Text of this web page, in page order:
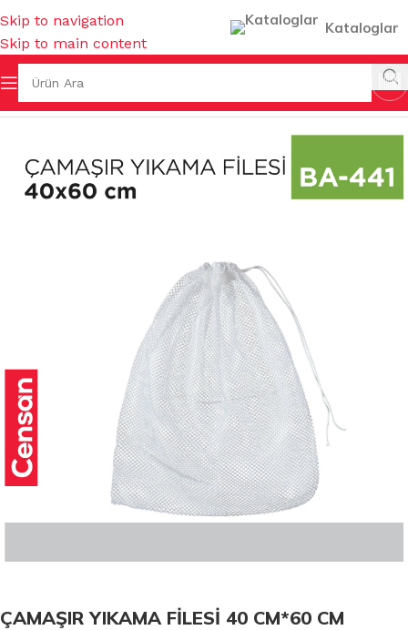
Skip to navigation
Skip to main content
Kataloglar
Sayfa ÇAMAŞIR SEPETLERİ & FİLELERİ
ÇAMAŞIR YIKAMA FİLESİ 40 CM*60 CM